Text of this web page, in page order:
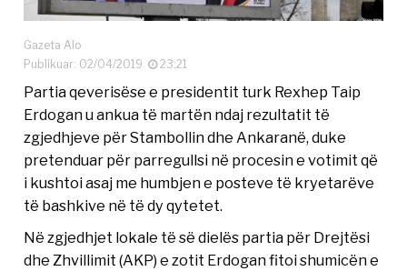
Gazeta Alo
Publikuar: 02/04/2019
23:21
Partia qeverisëse e presidentit turk Rexhep Taip
Erdogan u ankua të martën ndaj rezultatit të
zgjedhjeve për Stambollin dhe Ankaranë, duke
pretenduar për parregullsi në procesin e votimit që
i kushtoi asaj me humbjen e posteve të kryetarëve
të bashkive në të dy qytetet.
Në zgjedhjet lokale të së dielës partia për Drejtësi
dhe Zhvillimit (AKP) e zotit Erdogan fitoi shumicën e